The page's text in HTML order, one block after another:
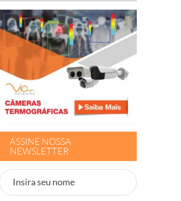
ASSINE NOSSA
NEWSLETTER